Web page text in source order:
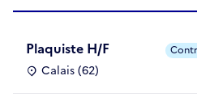
Plaquiste H/F
Calais (62)